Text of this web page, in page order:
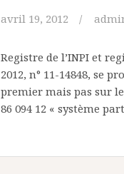
avril 19, 2012
Registre de l’INPI et
2012, n° 11-14848, se
premier mais pas sur
86 094 12 « système